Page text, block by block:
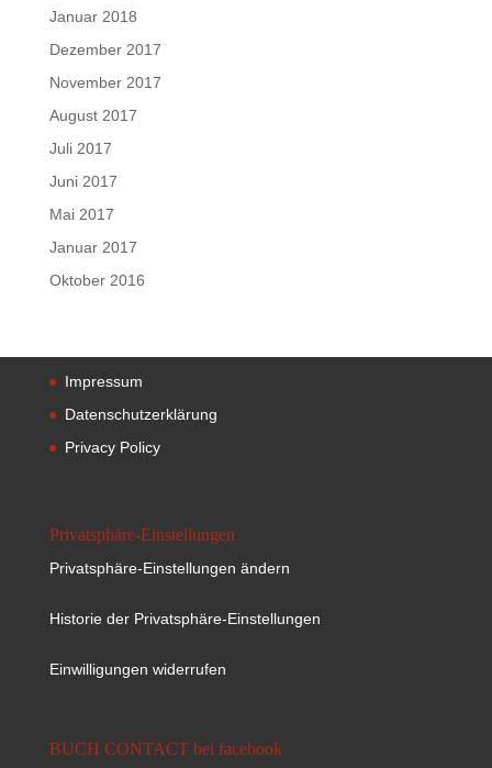
Januar 2018
Dezember 2017
November 2017
August 2017
Juli 2017
Juni 2017
Mai 2017
Januar 2017
Oktober 2016
Impressum
Datenschutzerklärung
Privacy Policy
Privatsphäre-Einstellungen
Privatsphäre-Einstellungen ändern
Historie der Privatsphäre-Einstellungen
Einwilligungen widerrufen
BUCH CONTACT bei facebook